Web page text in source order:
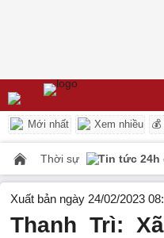
Mới nhất Xem nhiều
Thời sự Tin tức 24h
Xuất bản ngày 24/02/2023
Thanh Trì: